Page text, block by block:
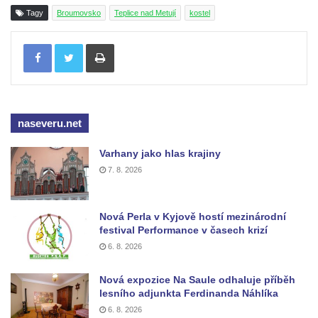
Kaple Andělů strážných (Fürleova kaple) v
Mikulášovicích
Balzerova kaple v Mikulášovicích
Kostel svatého Mikuláše v Třebušíně
Zákupech
Kaple svatého Josefa u Zákup
Kostel svatých Fabiána a Šebestiána v
Zákupech
Kostel svatého Havla v Kuřívodech
Kaple Krista v žaláři u kostela Nalezení
svatého Kříže ve Frýdlantu
Kostel Nalezení svatého Kříže ve Frýdlantu
Kostel Krista Spasitele ve Frýdlantu
Tagy Broumovsko Teplice nad Metují kostel
Tisknout
naseveru.net
Varhany jako hlas krajiny
7. 8. 2026
Nová Perla v Kyjově hostí mezinárodní
festival Performance v časech krizí
6. 8. 2026
Nová expozice Na Saule odhaluje příběh
lesního adjunkta Ferdinanda Náhlíka
6. 8. 2026